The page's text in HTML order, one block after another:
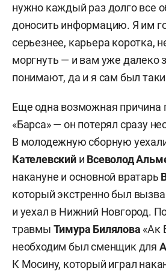
нужно каждый раз долго все
доносить информацию. Я им
серьезнее, карьера коротка,
моргнуть — и вам уже далеко
понимают, да и я сам был
Еще одна возможная причина
«Барса» — он потерял сразу
В молодежную сборную
Кателевский и Всеволод
накануне и основной вратарь
который экстренно был
и уехал в Нижний Новгород.
травмы Тимура Билялова «Ак
необходим был сменщик для
К Мосину, который играл